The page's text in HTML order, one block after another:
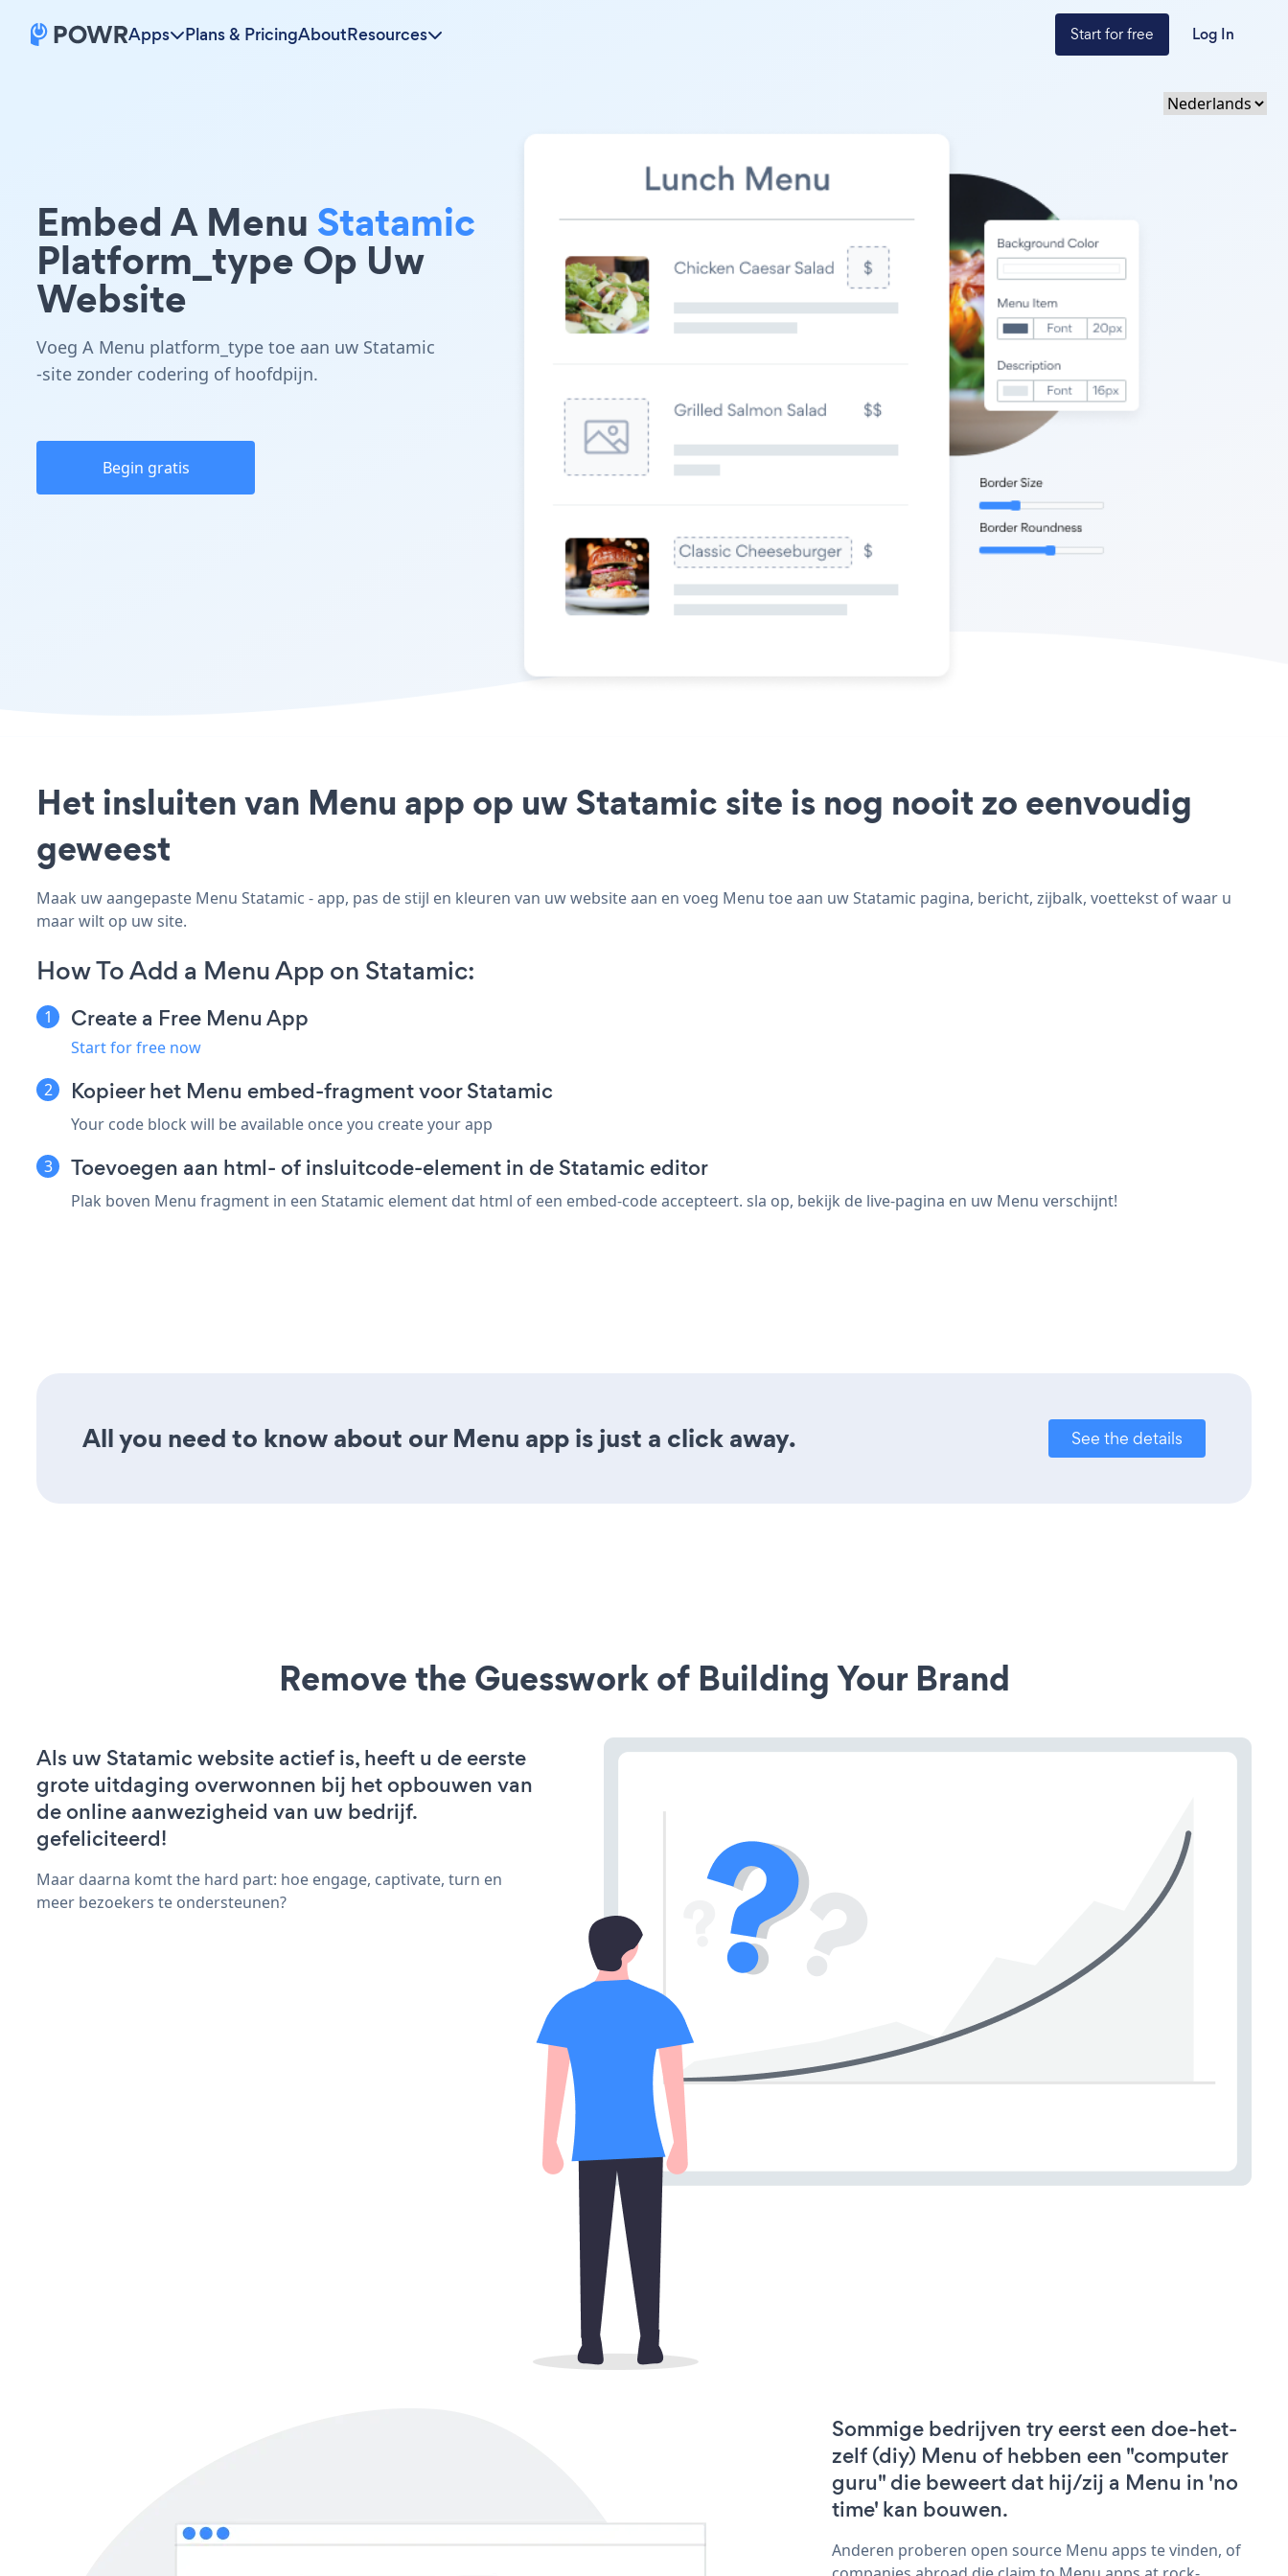
Apps Plans & PricingAboutResources Start for free Log In
Embed A Menu Statamic
Platform_type Op Uw
Website
Voeg A Menu platform_type toe aan uw Statamic
-site zonder codering of hoofdpijn.
Begin gratis
Het insluiten van Menu app op uw Statamic site is nog nooit zo eenvoudig
geweest
Maak uw aangepaste Menu Statamic - app, pas de stijl en kleuren van uw website aan en voeg Menu toe aan uw Statamic pagina, bericht, zijbalk, voettekst of waar u
maar wilt op uw site.
How To Add a Menu App on Statamic:
Create a Free Menu App
Start for free now
Kopieer het Menu embed-fragment voor Statamic
Your code block will be available once you create your app
Toevoegen aan html- of insluitcode-element in de Statamic editor
Plak boven Menu fragment in een Statamic element dat html of een embed-code accepteert. sla op, bekijk de live-pagina en uw Menu verschijnt!
All you need to know about our Menu app is just a click away. See the details
Remove the Guesswork of Building Your Brand
Als uw Statamic website actief is, heeft u de eerste
grote uitdaging overwonnen bij het opbouwen van
de online aanwezigheid van uw bedrijf.
gefeliciteerd!
Maar daarna komt the hard part: hoe engage, captivate, turn en
meer bezoekers te ondersteunen?
Sommige bedrijven try eerst een doe-het-
zelf (diy) Menu of hebben een "computer
guru" die beweert dat hij/zij a Menu in 'no
time' kan bouwen.
Anderen proberen open source Menu apps te vinden, of